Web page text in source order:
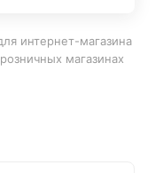
интернет-магазина
магазинах